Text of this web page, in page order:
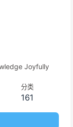
Joyfully
分类
161